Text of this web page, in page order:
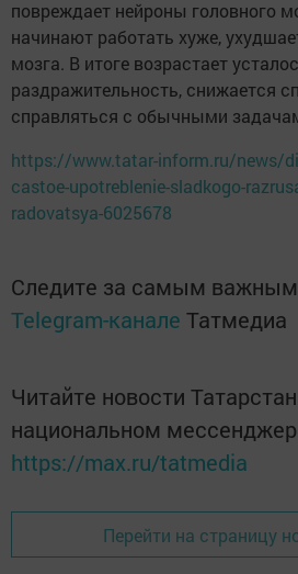
повреждает нейроны головного
начинают работать хуже,
мозга. В итоге возрастает
раздражительность, снижается
справляться с обычными
https://www.tatar-inform.ru/news/
castoe-upotreblenie-sladkogo-
radovatsya-6025678
Следите за самым
Telegram-канале Татмедиа
Читайте новости
национальном
https://max.ru/tatmedia
Перейти на страницу